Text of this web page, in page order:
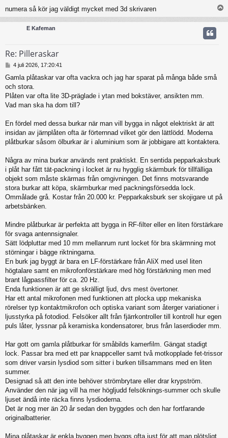
g
numera så kör jag väldigt mycket med 3d skrivaren
p
p
E Kafeman
Re: Pilleraskar
l
ä
g
g
4 juli 2026, 17:20:41
Gamla plåtaskar var ofta vackra och jag har sparat på många både små
och stora.
Plåten var ofta lite 3D-präglade i ytan med bokstäver, ansikten mm.
Vad man ska ha dom till?
En fördel med dessa burkar när man vill bygga in något elektriskt är att
insidan av järnplåten ofta är förternnad vilket gör den lättlödd. Moderna
plåtburkar såsom ölburkar är i aluminium som är jobbigare att kontaktera.
Några av mina burkar används rent praktiskt. En sentida pepparkaksburk
i plåt har fått tät-packning i locket är nu hygglig skärmburk för tillfälliga
objekt som måste skärmas från omgivningen. Det finns motsvarande
stora burkar att köpa, skärmburkar med packningsförsedda lock.
Ommålade grå. Kostar från 20.000 kr. Pepparkaksburk ser skojigare ut på
arbetsbänken.
Mindre plåtburkar är perfekta att bygga in RF-filter eller en liten förstärkare
för svaga antennsignaler.
Sätt lödpluttar med 10 mm mellanrum runt locket för bra skärmning mot
störningar i bägge riktningarna.
En burk jag byggt är bara en LF-förstärkare från AliX med usel liten
högtalare samt en mikrofonförstärkare med hög förstärkning men med
brant lågpassfilter för ca. 20 Hz.
Enda funktionen är att ge skrälligt ljud, dvs mest övertoner.
Har ett antal mikrofonen med funktionen att plocka upp mekaniska
rörelser typ kontaktmikrofon och optiska variant som återger variationer i
ljusstyrka på fotodiod. Felsöker allt från fjärrkontroller till kontroll hur egen
puls låter, lyssnar på keramiska kondensatorer, brus från laserdioder mm.
Har gott om gamla plåtburkar för småbilds kamerfilm. Gängat stadigt
lock. Passar bra med ett par knappceller samt två motkopplade fet-trissor
som driver varsin lysdiod som sitter i burken tillsammans med en liten
summer.
Designad så att den inte behöver strömbrytare eller drar krypström.
Använder den när jag vill ha mer högljudd felsöknings-summer och skulle
ljuset ändå inte räcka finns lysdioderna.
Det är nog mer än 20 år sedan den byggdes och den har fortfarande
originalbatterier.
Mina plåtaskar är enkla byggen men byggs ofta just för att man plötsligt